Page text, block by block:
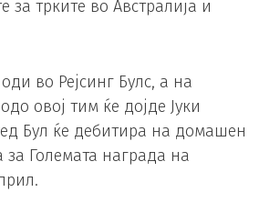
за трките во Австралија и
во Рејсинг Булс, а на
овој тим ќе дојде Јуки
Бул ќе дебитира на домашен
за Големата награда на